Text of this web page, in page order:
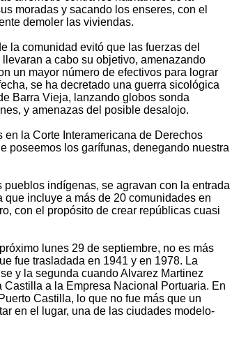
moradas y sacando los enseres, con el
demoler las viviendas.
la comunidad evitó que las fuerzas del
a cabo su objetivo, amenazando
un mayor número de efectivos para lograr
se ha decretado una guerra sicológica
Barra Vieja, lanzando globos sonda
y amenazas del posible desalojo.
la Corte Interamericana de Derechos
poseemos los garífunas, denegando nuestra
indígenas, se agravan con la entrada
incluye a más de 20 comunidades en
con el propósito de crear repúblicas cuasi
lunes 29 de septiembre, no es más
fue trasladada en 1941 y en 1978. La
y la segunda cuando Alvarez Martinez
a la Empresa Nacional Portuaria. En
Castilla, lo que no fue más que un
en el lugar, una de las ciudades modelo-